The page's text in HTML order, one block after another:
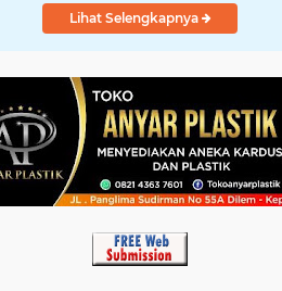
Lihat Selengkapnya